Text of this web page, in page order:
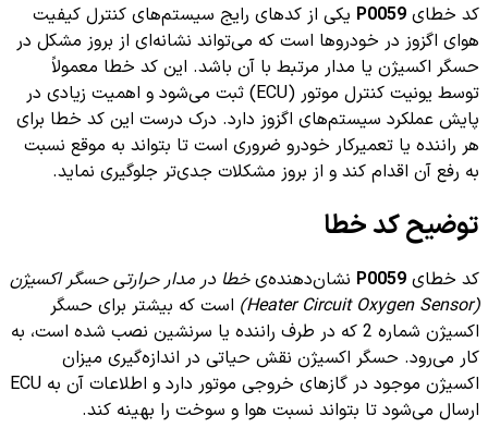
کد خطای P0059 یکی از کدهای رایج سیستم‌های کنترل کیفیت
هوای اگزوز در خودروها است که می‌تواند نشانه‌ای از بروز مشکل در
حسگر اکسیژن یا مدار مرتبط با آن باشد. این کد خطا معمولاً
توسط یونیت کنترل موتور (ECU) ثبت می‌شود و اهمیت زیادی در
پایش عملکرد سیستم‌های اگزوز دارد. درک درست این کد خطا برای
هر راننده یا تعمیرکار خودرو ضروری است تا بتواند به موقع نسبت
به رفع آن اقدام کند و از بروز مشکلات جدی‌تر جلوگیری نماید.
توضیح کد خطا
کد خطای P0059 نشان‌دهنده‌یخطا در مدار حرارتی حسگر اکسیژن
(Heater Circuit Oxygen Sensor)
است که بیشتر برای حسگر
اکسیژن شماره 2 که در طرف راننده یا سرنشین نصب شده است، به
کار می‌رود. حسگر اکسیژن نقش حیاتی در اندازه‌گیری میزان
اکسیژن موجود در گازهای خروجی موتور دارد و اطلاعات آن به ECU
ارسال می‌شود تا بتواند نسبت هوا و سوخت را بهینه کند.